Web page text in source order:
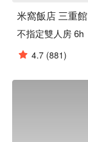
米窩飯店 三重館
不指定雙人房 6h
4.7 (881)